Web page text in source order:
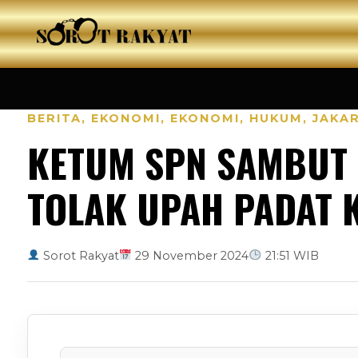
BERITA, EKONOMI, EKONOMI, HUKUM ,
KETUM SPN
TOLAK UPAH PADAT
Sorot Rakyat 29 November 2024 21:51 WIB